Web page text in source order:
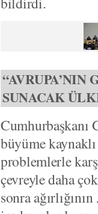
SUNACAK
Cumhurbaşkanı
büyüme
problemlerle
çevreyle daha
sonra